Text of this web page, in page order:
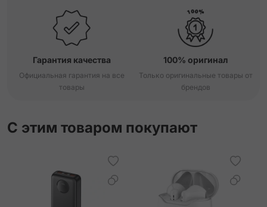
Гарантия качества
Официальная гарантия на все
товары
100% оригинал
Только оригинальные товары от
брендов
С этим товаром покупают